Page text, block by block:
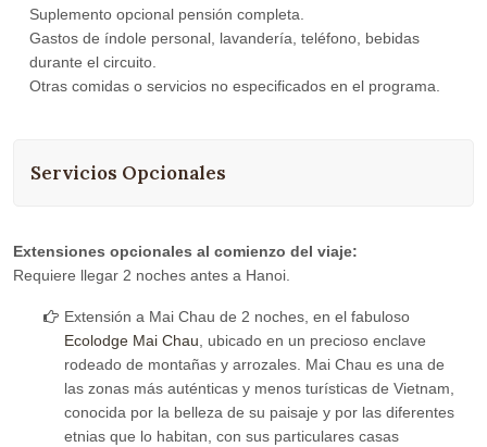
Suplemento opcional pensión completa.
Gastos de índole personal, lavandería, teléfono, bebidas
durante el circuito.
Otras comidas o servicios no especificados en el programa.
Servicios Opcionales
Extensiones opcionales al comienzo del viaje:
Requiere llegar 2 noches antes a Hanoi.
Extensión a Mai Chau de 2 noches, en el fabuloso
Ecolodge Mai Chau , ubicado en un precioso enclave
rodeado de montañas y arrozales. Mai Chau es una de
las zonas más auténticas y menos turísticas de Vietnam,
conocida por la belleza de su paisaje y por las diferentes
etnias que lo habitan, con sus particulares casas